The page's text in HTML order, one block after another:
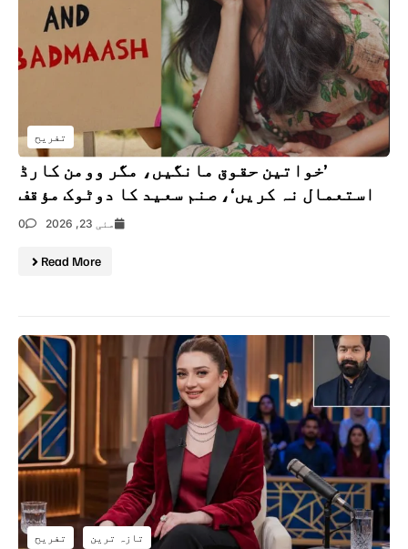
تفریح
’خواتین حقوق مانگیں، مگر وومن کارڈ
استعمال نہ کریں‘، صنم سعید کا دوٹوک مؤقف
مئی 23, 2026 0
Read More
تازہ ترین تفریح